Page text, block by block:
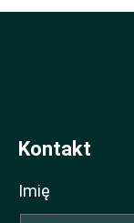
Kontakt
Imię